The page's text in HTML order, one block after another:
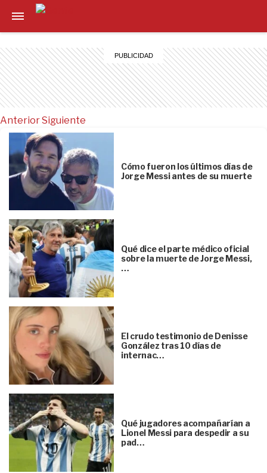
Anterior
Cómo fueron los últimos días de
Jorge Messi antes de su muerte
Qué dice el parte médico oficial
sobre la muerte de Jorge Messi,
…
El crudo testimonio de Denisse
González tras 10 días de
internac…
Qué jugadores acompañarían a
Lionel Messi para despedir a su
pad…
Siguiente